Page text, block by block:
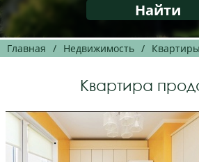
Главная / Недвижимость / Квартиры
Квартира